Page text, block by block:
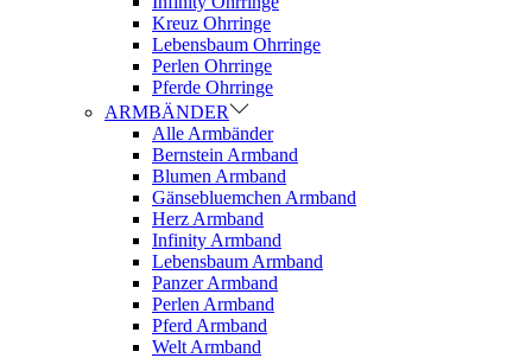
Kreuz Ohrringe
Lebensbaum Ohrringe
Perlen Ohrringe
Pferde Ohrringe
ARMBÄNDER
Alle Armbänder
Bernstein Armband
Blumen Armband
Gänsebluemchen Armband
Herz Armband
Infinity Armband
Lebensbaum Armband
Panzer Armband
Perlen Armband
Pferd Armband
Welt Armband